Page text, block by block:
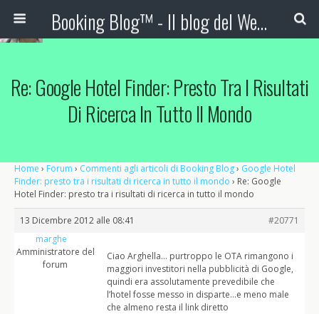
Booking Blog™ - Il blog del Web Marketing Turistico
Re: Google Hotel Finder: Presto Tra I Risultati
Di Ricerca In Tutto Il Mondo
Home › Forum › Commenti agli articoli di Booking Blog› Google Hotel
Finder: presto tra i risultati di ricerca in tutto il mondo › Re: Google
Hotel Finder: presto tra i risultati di ricerca in tutto il mondo
13 Dicembre 2012 alle 08:41
#20771
marghe
Amministratore del
forum
Ciao Arghella… purtroppo le OTA rimangono i
maggiori investitori nella pubblicità di Google,
quindi era assolutamente prevedibile che
l’hotel fosse messo in disparte…e meno male
che almeno resta il link diretto